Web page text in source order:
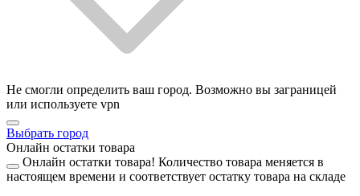
Не смогли определить ваш город. Возможно вы заграницей
или используете vpn
Выбрать город
Онлайн остатки товара
Онлайн остатки товара! Количество товара меняется в
настоящем времени и соответствует остатку товара на складе